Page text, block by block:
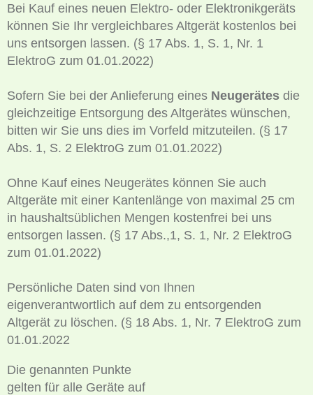
Bei Kauf eines neuen Elektro- oder Elektronikgeräts
können Sie Ihr vergleichbares Altgerät kostenlos bei
uns entsorgen lassen. (§ 17 Abs. 1, S. 1, Nr. 1
ElektroG zum 01.01.2022)
Sofern Sie bei der Anlieferung eines Neugerätes die
gleichzeitige Entsorgung des Altgerätes wünschen,
bitten wir Sie uns dies im Vorfeld mitzuteilen. (§ 17
Abs. 1, S. 2 ElektroG zum 01.01.2022)
Ohne Kauf eines Neugerätes können Sie auch
Altgeräte mit einer Kantenlänge von maximal 25 cm
in haushaltsüblichen Mengen kostenfrei bei uns
entsorgen lassen. (§ 17 Abs.,1, S. 1, Nr. 2 ElektroG
zum 01.01.2022)
Persönliche Daten sind von Ihnen
eigenverantwortlich auf dem zu entsorgenden
Altgerät zu löschen. (§ 18 Abs. 1, Nr. 7 ElektroG zum
01.01.2022
Die genannten Punkte
gelten für alle Geräte auf